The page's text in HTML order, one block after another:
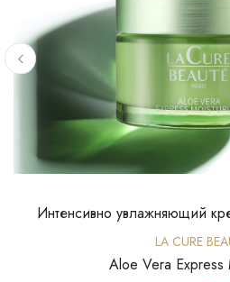
Интенсивно увлажняющий
LA CURE
Aloe Vera Express